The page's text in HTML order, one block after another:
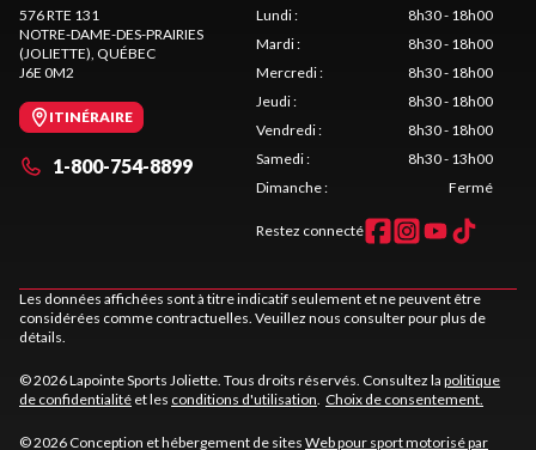
576 RTE 131
NOTRE-DAME-DES-PRAIRIES
(JOLIETTE) , QUÉBEC
J6E 0M2
ITINÉRAIRE
1-800-754-8899
Lundi:
8h30 - 18h00
Mardi:
8h30 - 18h00
Mercredi:
8h30 - 18h00
Jeudi:
8h30 - 18h00
Vendredi:
8h30 - 18h00
Samedi:
8h30 - 13h00
Dimanche: Fermé
Restez connecté
Les données affichées sont à titre indicatif seulement et ne peuvent être
considérées comme contractuelles. Veuillez nous consulter pour plus de
détails.
© 2026 Lapointe Sports Joliette. Tous droits réservés. Consultez la politique
de confidentialité et les conditions d'utilisation Choix de consentement.
© 2026 Conception et hébergement de sites Web pour sport motorisé par